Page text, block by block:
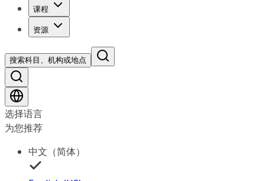
课程
资源
搜索科目、机构或地点
选择语言
为您推荐
中文（简体）